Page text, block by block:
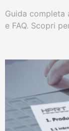
Guida
e FAQ. Scopri